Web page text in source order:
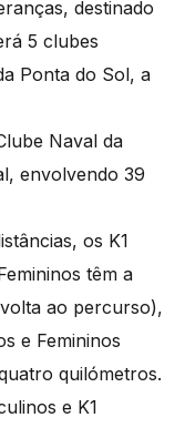
destinado
5 clubes
Ponta do Sol, a
Naval da
envolvendo 39
os K1
têm a
ao percurso),
e Femininos
quilómetros.
e K1